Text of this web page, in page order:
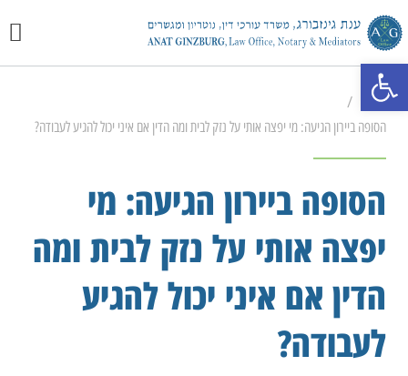
ראשי /
הסופה ביירון הגיעה: מי יפצה אותי על נזק לבית ומה הדין אם איני יכול להגיע לעבודה?
הסופה ביירון הגיעה: מי
יפצה אותי על נזק לבית ומה
הדין אם איני יכול להגיע
לעבודה?
פתח סרגל נגישות